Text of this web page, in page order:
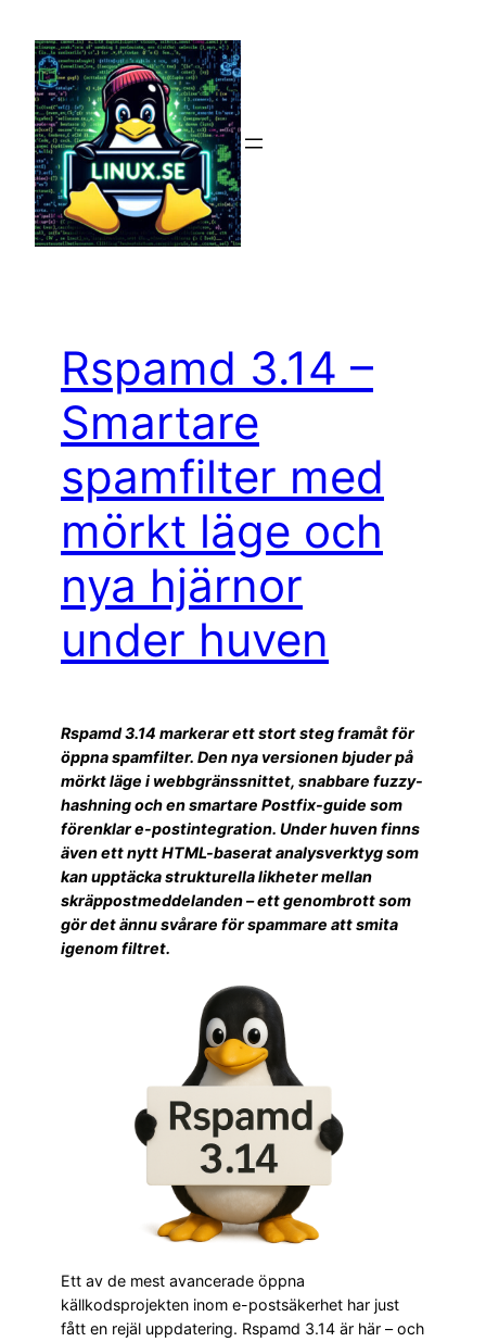
innehåll
Rspamd 3.14 –
Smartare
spamfilter med
mörkt läge och
nya hjärnor
under huven
Rspamd 3.14 markerar ett stort steg framåt för
öppna spamfilter. Den nya versionen bjuder på
mörkt läge i webbgränssnittet, snabbare fuzzy-
hashning och en smartare Postfix-guide som
förenklar e-postintegration. Under huven finns
även ett nytt HTML-baserat analysverktyg som
kan upptäcka strukturella likheter mellan
skräppostmeddelanden – ett genombrott som
gör det ännu svårare för spammare att smita
igenom filtret.
Ett av de mest avancerade öppna
källkodsprojekten inom e-postsäkerhet har just
fått en rejäl uppdatering. Rspamd 3.14 är här – och